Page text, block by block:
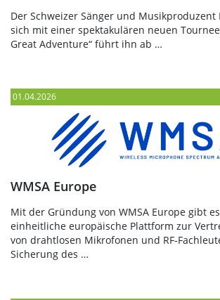
Der Schweizer Sänger und Musikproduzent
sich mit einer spektakulären neuen
Great Adventure“ führt ihn ab …
01.04.2026
WMSA Europe
Mit der Gründung von WMSA Europe gibt
einheitliche europäische Plattform zur
von drahtlosen Mikrofonen und RF-
Sicherung des …